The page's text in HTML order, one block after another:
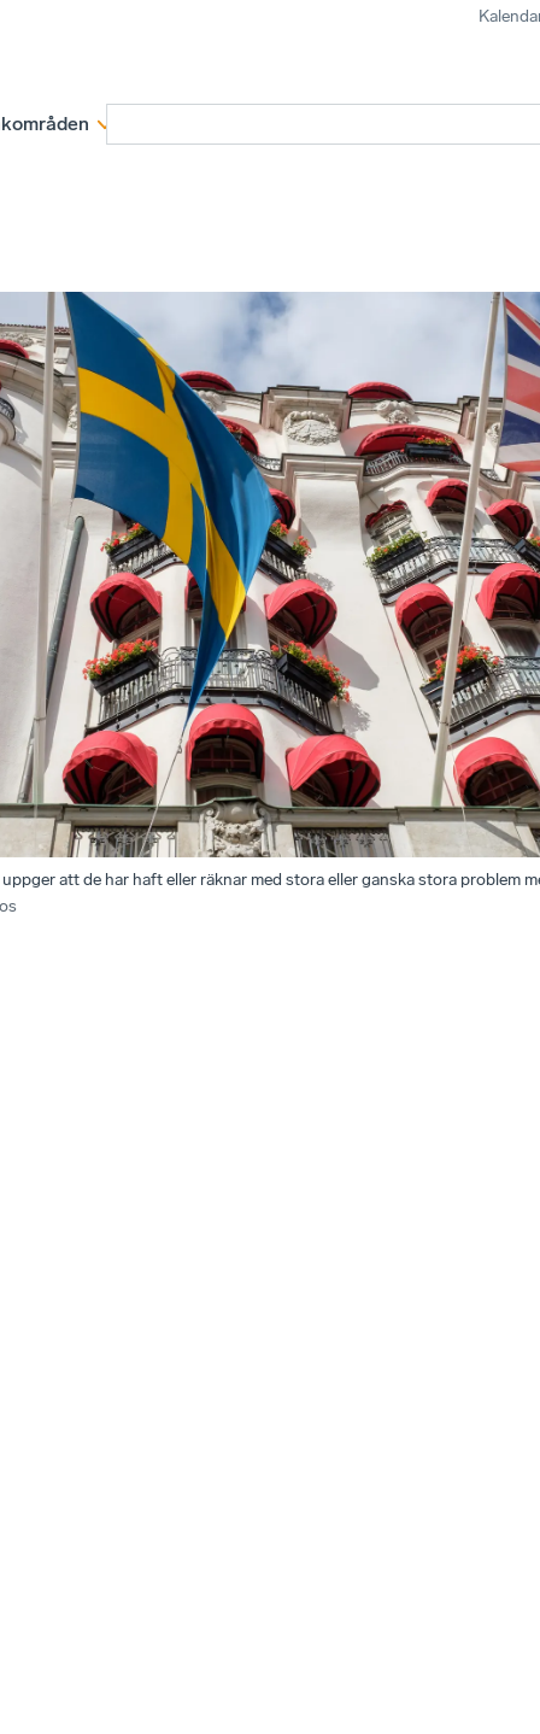
att de har haft eller räknar med stora eller ganska stora problem